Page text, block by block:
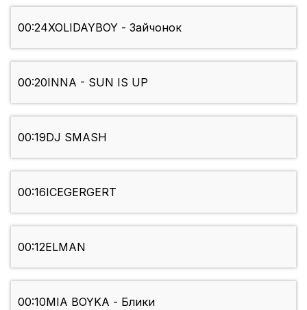
00:24XOLIDAYBOY - Зайчонок
00:20INNA - SUN IS UP
00:19DJ SMASH
00:16ICEGERGERT
00:12ELMAN
00:10MIA BOYKA - Блики